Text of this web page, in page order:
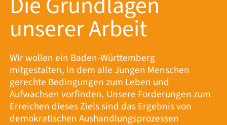
unserer Arbeit
Wir wollen ein Baden-Württemberg
mitgestalten, in dem alle Jungen Menschen
gerechte Bedingungen zum Leben und
Aufwachsen vorfinden. Unsere Forderungen zum
Erreichen dieses Ziels sind das Ergebnis von
demokratischen Aushandlungsprozessen